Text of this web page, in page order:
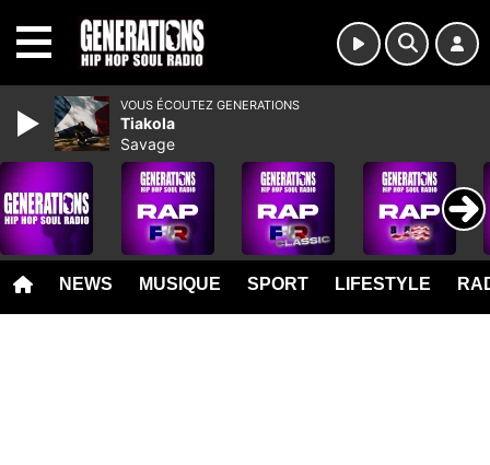
NEWS MUSIQUE SPORT LIFESTYLE
VOUS ÉCOUTEZ GENERATIONS
Tiakola
Savage